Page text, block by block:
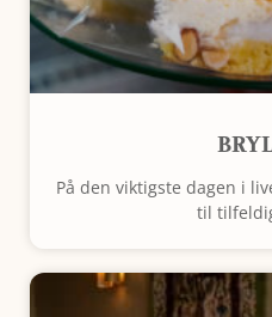
På den viktigste dagen i
til